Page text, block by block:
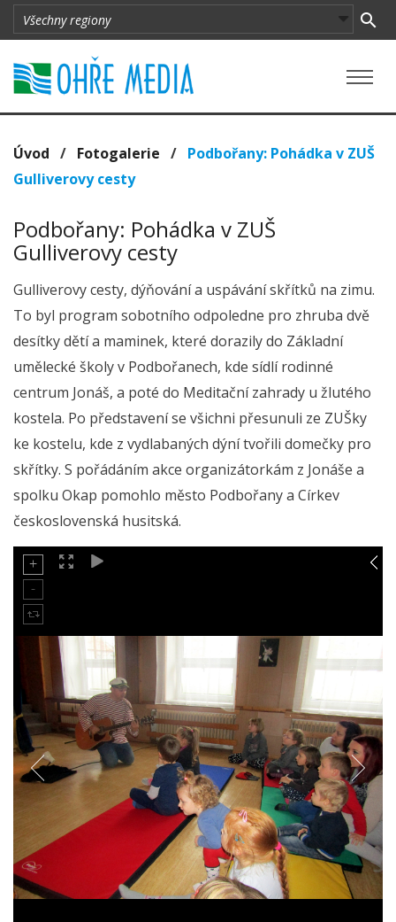
Úvod / Fotogalerie / Podbořany: Pohádka v ZUŠ
Gulliverovy cesty
Podbořany: Pohádka v ZUŠ
Gulliverovy cesty
Gulliverovy cesty, dýňování a uspávání skřítků na zimu.
To byl program sobotního odpoledne pro zhruba dvě
desítky dětí a maminek, které dorazily do Základní
umělecké školy v Podbořanech, kde sídlí rodinné
centrum Jonáš, a poté do Meditační zahrady u žlutého
kostela. Po představení se všichni přesunuli ze ZUŠky
ke kostelu, kde z vydlabaných dýní tvořili domečky pro
skřítky. S pořádáním akce organizátorkám z Jonáše a
spolku Okap pomohlo město Podbořany a Církev
československá husitská.